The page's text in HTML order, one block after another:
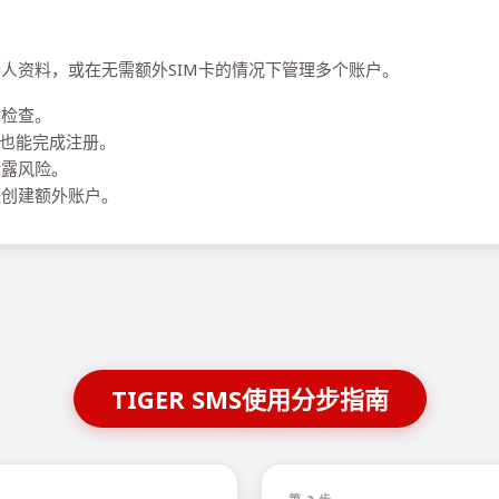
料，或在无需额外SIM卡的情况下管理多个账户。
查。
能完成注册。
风险。
建额外账户。
TIGER SMS使用分步指南